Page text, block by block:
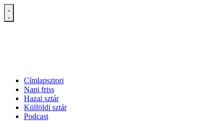
Címlapsztori
Napi friss
Hazai sztár
Külföldi sztár
Podcast